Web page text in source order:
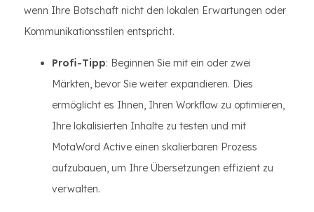
wenn Ihre Botschaft nicht den lokalen Erwartungen oder
Kommunikationsstilen entspricht.
Profi-Tipp: Beginnen Sie mit ein oder zwei
Märkten, bevor Sie weiter expandieren. Dies
ermöglicht es Ihnen, Ihren Workflow zu optimieren,
Ihre lokalisierten Inhalte zu testen und mit
MotaWord Active einen skalierbaren Prozess
aufzubauen, um Ihre Übersetzungen effizient zu
verwalten.